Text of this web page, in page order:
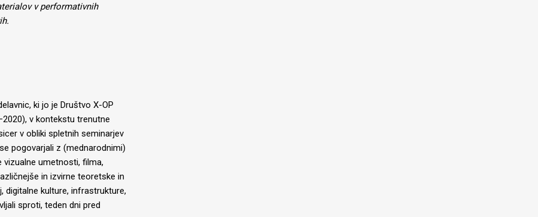
v performativnih
ki jo je Društvo X-OP
v kontekstu trenutne
v obliki spletnih seminarjev
pogovarjali z (mednarodnimi)
vizualne umetnosti, filma,
in izvirne teoretske in
digitalne kulture, infrastrukture,
sproti, teden dni pred